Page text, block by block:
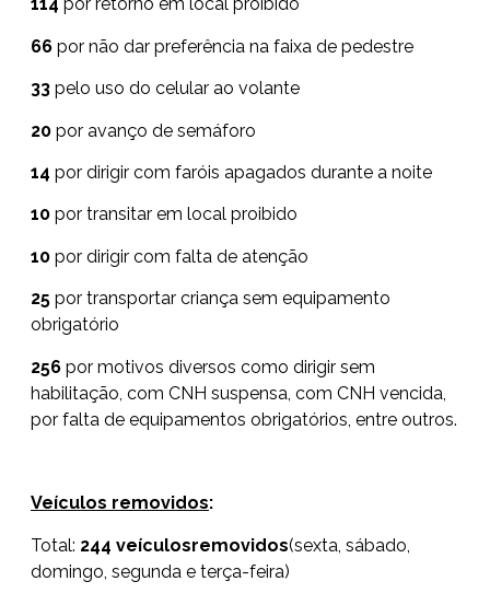
114 por retorno em local proibido
66 por não dar preferência na faixa de pedestre
33 pelo uso do celular ao volante
20 por avanço de semáforo
14 por dirigir com faróis apagados durante a noite
10 por transitar em local proibido
10 por dirigir com falta de atenção
25 por transportar criança sem equipamento
obrigatório
256 por motivos diversos como dirigir sem
habilitação, com CNH suspensa, com CNH vencida,
por falta de equipamentos obrigatórios, entre outros.
Veículos removidos:
Total: 244 veículosremovidos(sexta, sábado,
domingo, segunda e terça-feira)